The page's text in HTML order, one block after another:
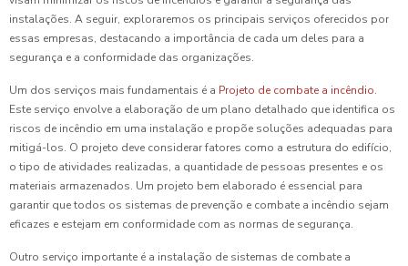
instalações. A seguir, exploraremos os principais serviços oferecidos por
essas empresas, destacando a importância de cada um deles para a
segurança e a conformidade das organizações.
Um dos serviços mais fundamentais é a Projeto de combate a incêndio.
Este serviço envolve a elaboração de um plano detalhado que identifica os
riscos de incêndio em uma instalação e propõe soluções adequadas para
mitigá-los. O projeto deve considerar fatores como a estrutura do edifício,
o tipo de atividades realizadas, a quantidade de pessoas presentes e os
materiais armazenados. Um projeto bem elaborado é essencial para
garantir que todos os sistemas de prevenção e combate a incêndio sejam
eficazes e estejam em conformidade com as normas de segurança.
Outro serviço importante é a instalação de sistemas de combate a